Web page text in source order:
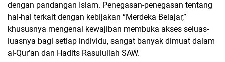
dengan pandangan Islam. Penegasan-penegasan tentang
hal-hal terkait dengan kebijakan “Merdeka Belajar,”
khususnya mengenai kewajiban membuka akses seluas-
luasnya bagi setiap individu, sangat banyak dimuat dalam
al-Qur’an dan Hadits Rasulullah SAW.